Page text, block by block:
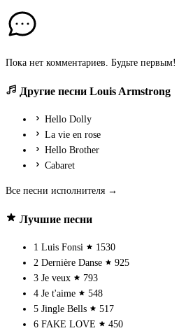
Пока нет комментариев. Будьте первым!
Другие песни Louis Armstrong
Hello Dolly
La vie en rose
Hello Brother
Cabaret
Все песни исполнителя →
Лучшие песни
1 Luis Fonsi
1530
2 Dernière Danse
925
3 Je veux
793
4 Je t'aime
548
5 Jingle Bells
517
6 FAKE LOVE
450